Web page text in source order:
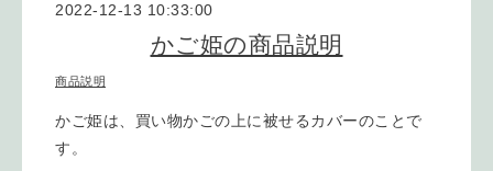
2022-12-13 10:33:00
かご姫の商品説明
商品説明
かご姫は、買い物かごの上に被せるカバーのことで
す。